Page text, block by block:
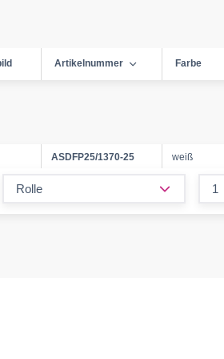
Artikelnummer Farbe
ASDFP25/1370-25 weiß